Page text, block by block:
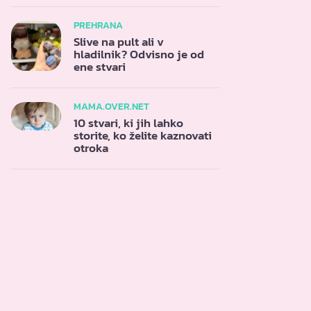
PREHRANA
Slive na pult ali v
hladilnik? Odvisno je od
ene stvari
MAMA.OVER.NET
10 stvari, ki jih lahko
storite, ko želite kaznovati
otroka